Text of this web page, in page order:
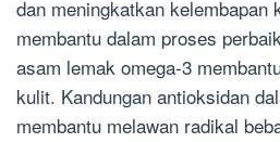
dan meningkatkan kelembapan
membantu dalam proses
asam lemak omega-3
kulit. Kandungan antioksidan
membantu melawan radikal